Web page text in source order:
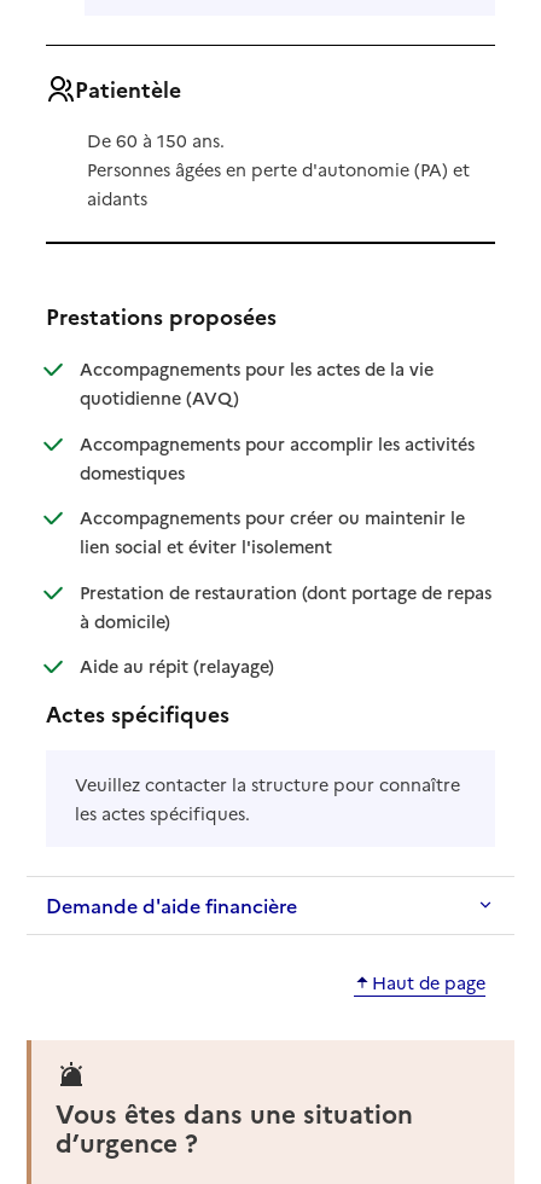
Patientèle
De 60 à 150 ans.
Personnes âgées en perte d'autonomie (PA) et
aidants
Prestations proposées
Accompagnements pour les actes de la vie
quotidienne (AVQ): disponible
: non disponible
Accompagnements pour accomplir les activités
domestiques: disponible
: non disponible
Accompagnements pour créer ou maintenir le
lien social et éviter l'isolement: disponible
: non disponible
Prestation de restauration (dont portage de repas
à domicile): disponible
: non disponible
Aide au répit (relayage): disponible
: non disponible
Actes spécifiques
Veuillez contacter la structure pour connaître
les actes spécifiques.
Demande d'aide financière
Haut de page
Vous êtes dans une situation
d’urgence ?